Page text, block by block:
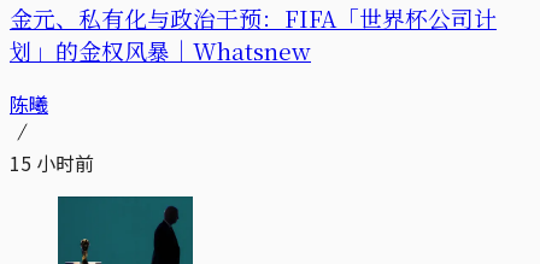
金元、私有化与政治干预：FIFA「世界杯公司计
划」的金权风暴｜Whatsnew
陈曦
15 小时前